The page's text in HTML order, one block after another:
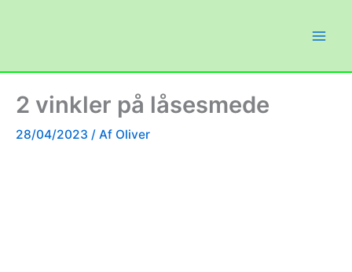
2 vinkler på låsesmede
28/04/2023 / Af Oliver